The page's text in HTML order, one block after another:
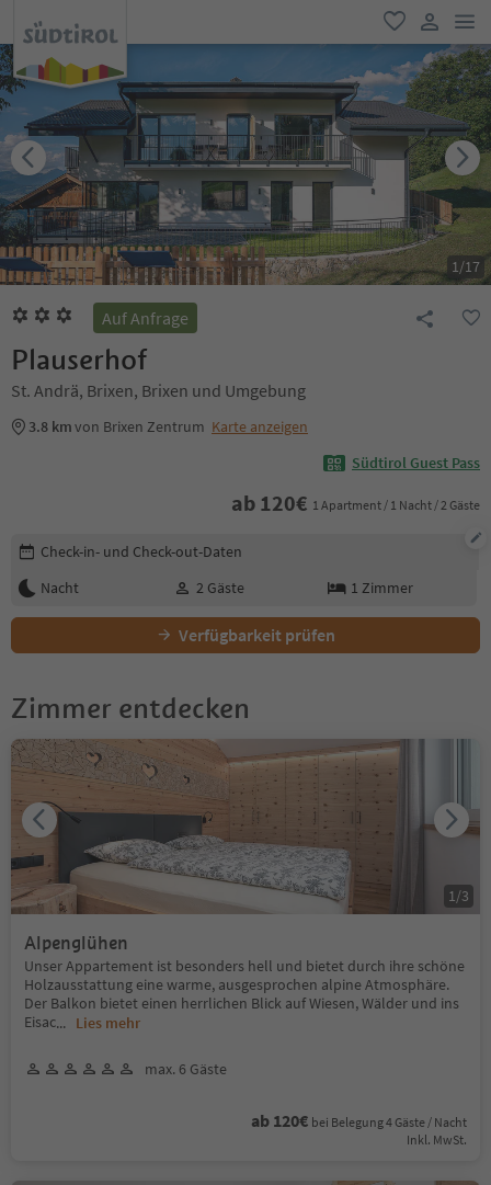
favorit
user link
1/17
Auf Anfrage
Plauserhof
St. Andrä, Brixen, Brixen und Umgebung
3.8 kmvon Brixen Zentrum Karte anzeigen
Südtirol Guest Pass
ab 120€ 1 Apartment / 1 Nacht / 2 Gäste
Buchungsdetails bearbeiten
Check-in- und Check-out-Daten
Nacht
2 Gäste 1 Zimmer
Verfügbarkeit prüfen
Zimmer entdecken
Alpenglühen
Unser Appartement ist besonders hell und bietet durch ihre schöne
Holzausstattung eine warme, ausgesprochen alpine Atmosphäre.
Der Balkon bietet einen herrlichen Blick auf Wiesen, Wälder und ins
Eisac... Lies mehr
max. 6 Gäste
ab 120€ bei Belegung 4 Gäste / Nacht
Inkl. MwSt.
1 /3